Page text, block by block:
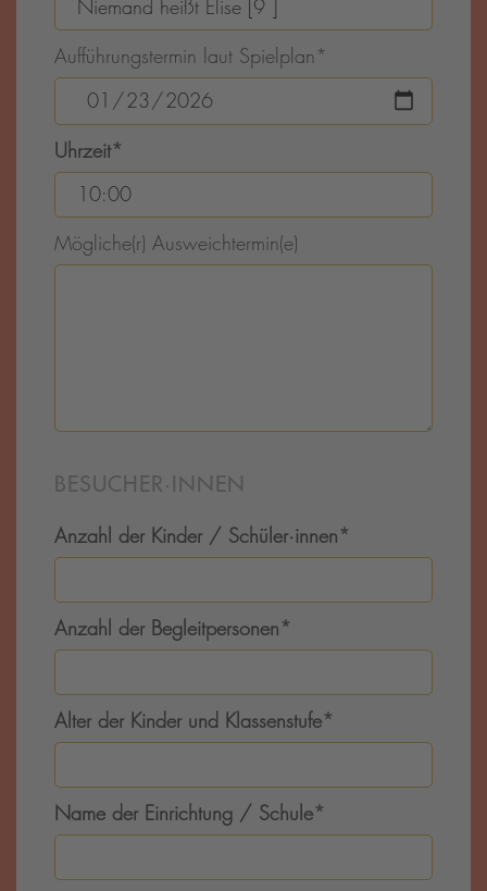
Aufführungstermin laut Spielplan*
Uhrzeit*
Mögliche(r) Ausweichtermin(e)
BESUCHER·INNEN
Anzahl der Kinder / Schüler·innen*
Anzahl der Begleitpersonen*
Alter der Kinder und Klassenstufe*
Name der Einrichtung / Schule*